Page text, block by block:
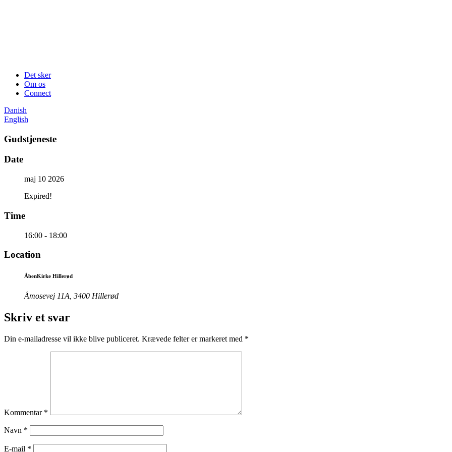
Det sker
Om os
Connect
Danish
English
Gudstjeneste
Date
maj 10 2026
Expired!
Time
16:00 - 18:00
Location
ÅbenKirke Hillerød
Åmosevej 11A, 3400 Hillerød
Skriv et svar
Din e-mailadresse vil ikke blive publiceret. Krævede felter er markeret med *
Kommentar *
Navn *
E-mail *